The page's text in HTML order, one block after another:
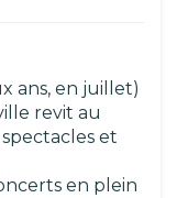
ans, en juillet)
revit au
et
en plein